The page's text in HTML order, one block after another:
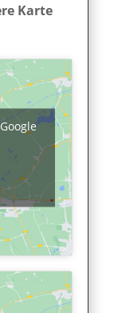
Karte